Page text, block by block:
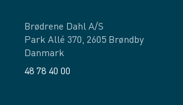
Brødrene Dahl A/S
Park Allé 370, 2605 Brøndby
Danmark
48 78 40 00